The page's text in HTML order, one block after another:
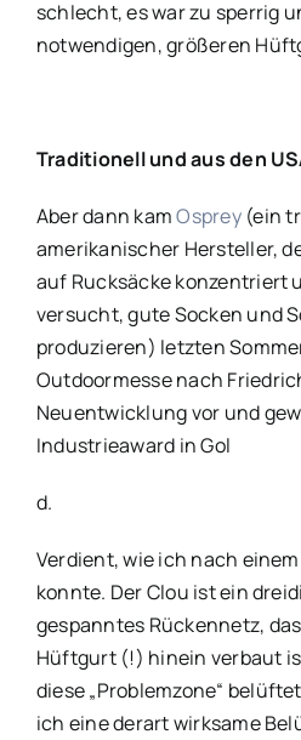
schlecht, es war zu sperrig
notwendigen, größeren
Traditionell und aus den
Aber dann kamOsprey(ein
amerikanischer Hersteller,
auf Rucksäcke konzentriert
versucht, gute Socken und
produzieren) letzten
Outdoormesse nach
Neuentwicklung vor und
Industrieaward in Gol
d.
Verdient, wie ich nach
konnte. Der Clou ist ein
gespanntes Rückennetz,
Hüftgurt (!) hinein verbaut
diese „Problemzone“
ich eine derart wirksame